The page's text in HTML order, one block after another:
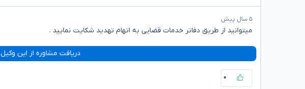
۵ سال پیش
میتوانید از طریق دفاتر خدمات قضایی به اتهام تهدید شکایت نمایید .
دریافت مشاوره از این وکیل
۰